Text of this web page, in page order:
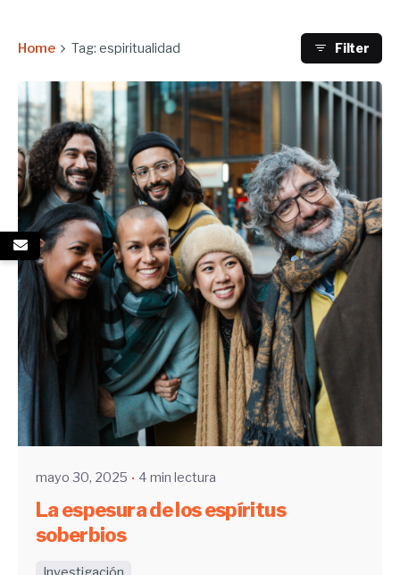
Home Tag: espiritualidad Filter
Enviado por
UHE
mayo 30, 2025 4 min lectura
La espesura de los espíritus
soberbios